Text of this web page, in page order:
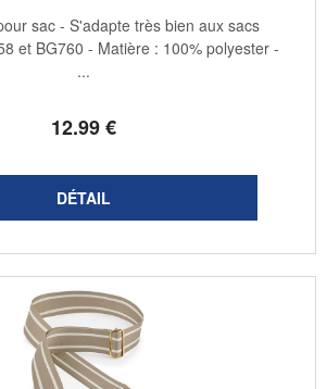
12.99€
sac - S'adapte très bien aux sacs
et BG760 - Matière : 100% polyester -
...